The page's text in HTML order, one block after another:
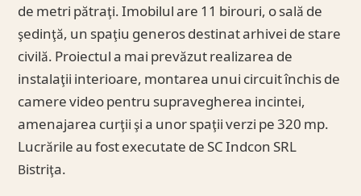
de metri pătraţi. Imobilul are 11 birouri, o sală de
şedinţă, un spaţiu generos destinat arhivei de stare
civilă. Proiectul a mai prevăzut realizarea de
instalaţii interioare, montarea unui circuit închis de
camere video pentru supravegherea incintei,
amenajarea curţii şi a unor spaţii verzi pe 320 mp.
Lucrările au fost executate de SC Indcon SRL
Bistriţa.